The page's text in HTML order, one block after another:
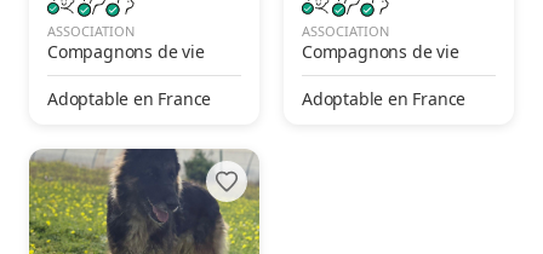
ASSOCIATION
Compagnons de vie
Adoptable en France
ASSOCIATION
Compagnons de vie
Adoptable en France